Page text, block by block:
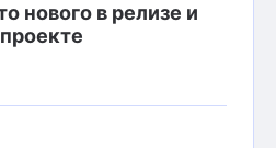
нового в релизе и